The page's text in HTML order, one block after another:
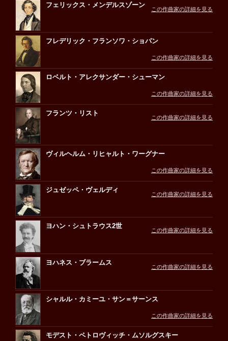
フェリックス・メンデルスゾーン
この作曲家の詳細を見る
フレデリック・フランソワ・ショパン
この作曲家の詳細を見る
ロベルト・アレクサンダー・シューマン
この作曲家の詳細を見る
フランツ・リスト
この作曲家の詳細を見る
ヴィルヘルム・リヒャルト・ワーグナー
この作曲家の詳細を見る
ジュゼッペ・ヴェルディ
この作曲家の詳細を見る
ヨハン・シュトラウス2世
この作曲家の詳細を見る
ヨハネス・ブラームス
この作曲家の詳細を見る
シャルル・カミーユ・サン＝サーンス
この作曲家の詳細を見る
モデスト・ペトロヴィッチ・ムソルグスキー